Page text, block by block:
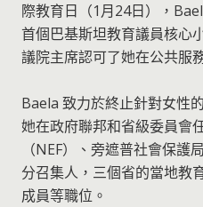
際教育日（1月24日），
首個巴基斯坦教育議員核心
議院主席認可了她在公共服
Baela 致力於終止針對女性
她在政府聯邦和省級委員會
（NEF）、旁遮普社會保
分召集人，三個省的當地教
成員等職位。